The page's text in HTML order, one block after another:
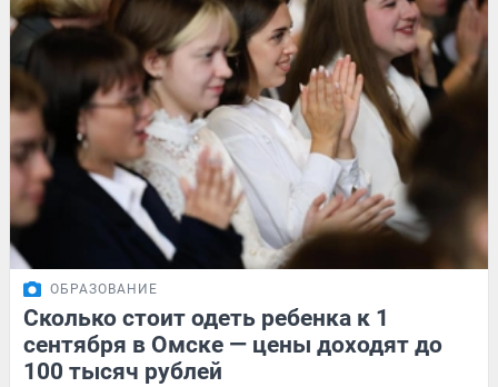
ОБРАЗОВАНИЕ
Сколько стоит одеть ребенка к 1
сентября в Омске — цены доходят до
100 тысяч рублей